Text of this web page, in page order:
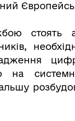
стоять
на